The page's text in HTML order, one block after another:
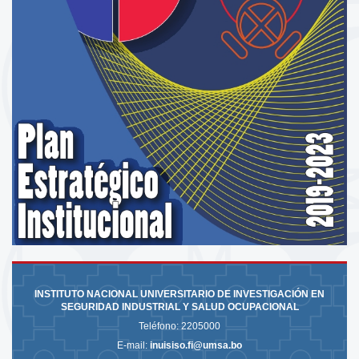
RESPONSABILIDAD
COMUNICACIÓN
RESPETO
TRABAJO EN EQUIPO
ANÁLISIS EXTERNO
FORMULACIÓN DEL PLAN ESTRATÉGICO
INSTITUCIONAL
VALIDACIÓN DEL PLAN ESTRATÉGICO
INSTITUCIONAL
INSTITUTO NACIONAL UNIVERSITARIO DE INVESTIGACIÓN EN
SEGURIDAD INDUSTRIAL Y SALUD OCUPACIONAL
Teléfono: 2205000
E-mail: inuisiso.fi@umsa.bo